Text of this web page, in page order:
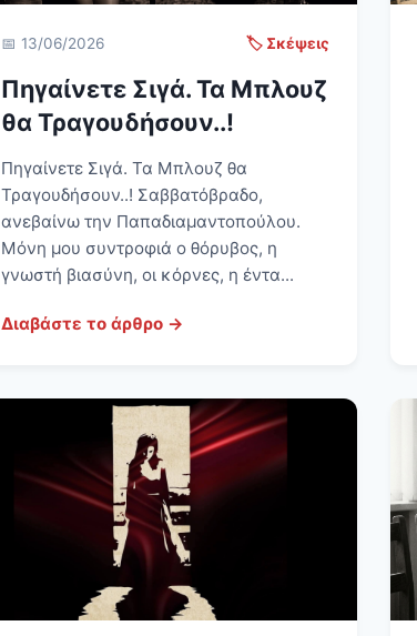
📅 13/06/2026 🏷️ Σκέψεις
Πηγαίνετε Σιγά. Τα Μπλουζ
θα Τραγουδήσουν..!
Πηγαίνετε Σιγά. Τα Μπλουζ θα
Τραγουδήσουν..! Σαββατόβραδο,
ανεβαίνω την Παπαδιαμαντοπούλου.
Μόνη μου συντροφιά ο θόρυβος, η
γνωστή βιασύνη, οι κόρνες, η έντα...
Διαβάστε το άρθρο →